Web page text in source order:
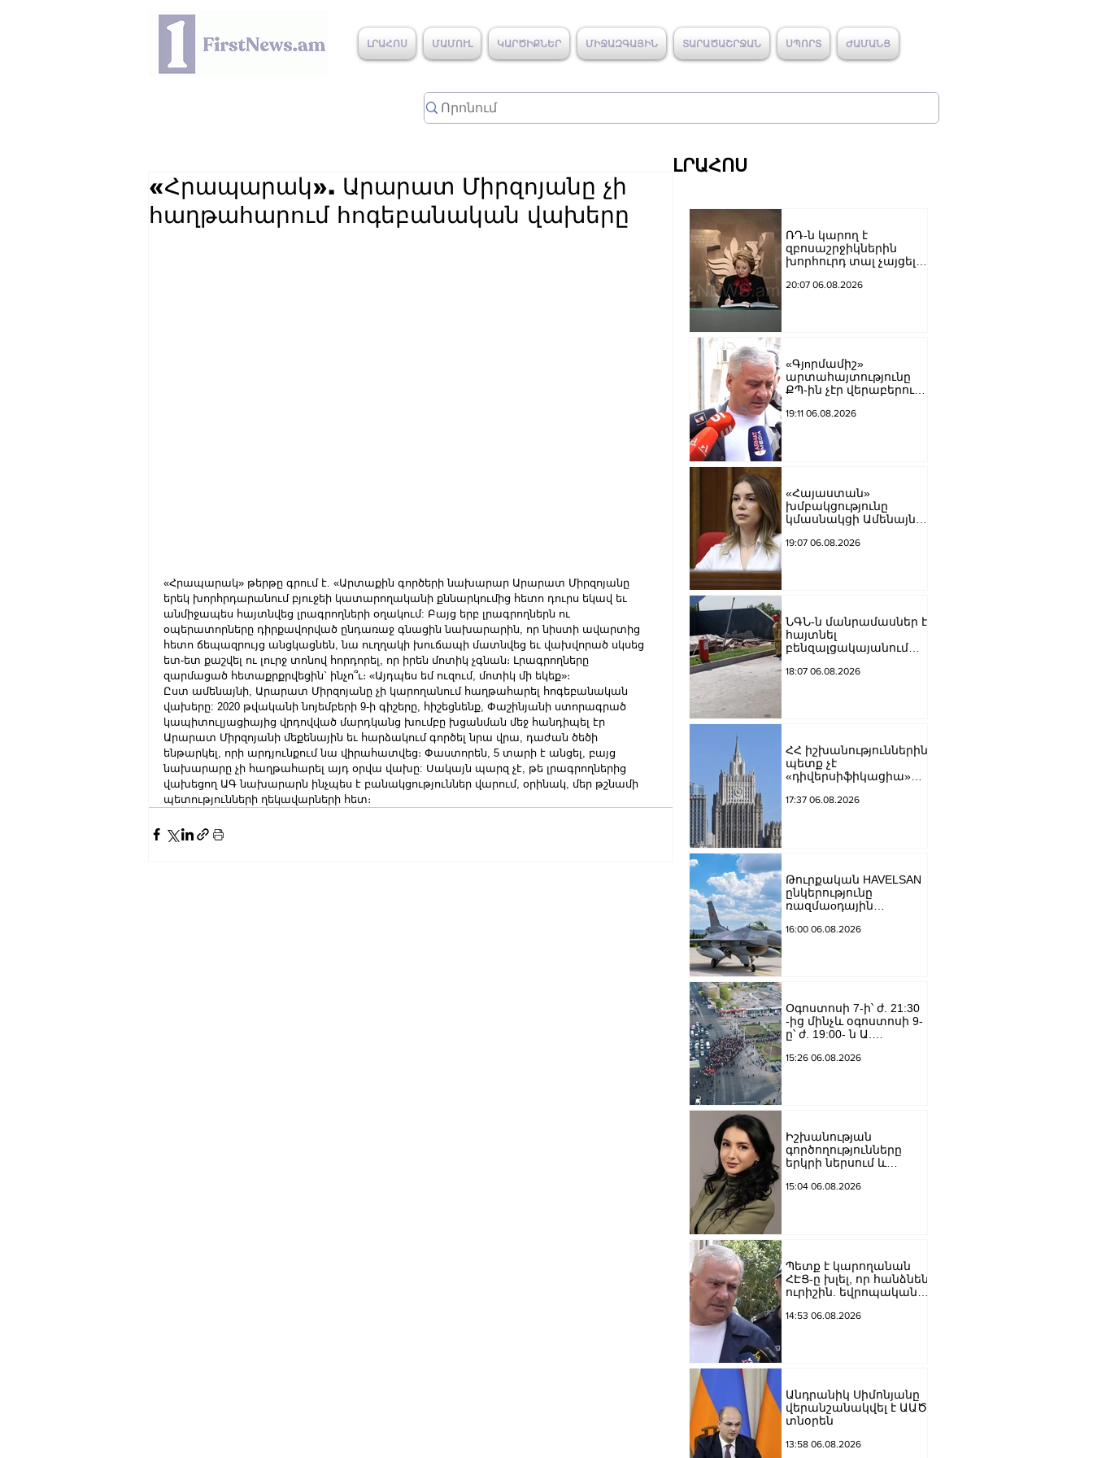
ԼՐԱՀՈՍ ՄԱՄՈՒԼ ԿԱՐԾԻՔՆԵՐ ՄԻՋԱԶԳԱՅԻՆ ՏԱՐԱԾԱՇՐՋԱՆ ՍՊՈՐՏ ԺԱՄԱՆՑ
«Հրապարակ». Արարատ Միրզոյանը չի
հաղթահարում հոգեբանական վախերը
«Հրապարակ» թերթը գրում է. «Արտաքին գործերի նախարար Արարատ Միրզոյանը
երեկ խորհրդարանում բյուջեի կատարողականի քննարկումից հետո դուրս եկավ եւ
անմիջապես հայտնվեց լրագրողների օղակում: Բայց երբ լրագրողներն ու
օպերատորները դիրքավորված ընդառաջ գնացին նախարարին, որ նիստի ավարտից
հետո ճեպազրույց անցկացնեն, նա ուղղակի խուճապի մատնվեց եւ վախվորած սկսեց
ետ-ետ քաշվել ու լուրջ տոնով հորդորել, որ իրեն մոտիկ չգնան։ Լրագրողները
զարմացած հետաքրքրվեցին` ինչո՞ւ։ «Այդպես եմ ուզում, մոտիկ մի եկեք»։
Ըստ ամենայնի, Արարատ Միրզոյանը չի կարողանում հաղթահարել հոգեբանական
վախերը: 2020 թվականի նոյեմբերի 9-ի գիշերը, հիշեցնենք, Փաշինյանի ստորագրած
կապիտուլյացիայից վրդովված մարդկանց խումբը խցանման մեջ հանդիպել էր
Արարատ Միրզոյանի մեքենային եւ հարձակում գործել նրա վրա, դաժան ծեծի
ենթարկել, որի արդյունքում նա վիրահատվեց։ Փաստորեն, 5 տարի է անցել, բայց
նախարարը չի հաղթահարել այդ օրվա վախը: Սակայն պարզ չէ, թե լրագրողներից
վախեցող ԱԳ նախարարն ինչպես է բանակցություններ վարում, օրինակ, մեր թշնամի
պետությունների ղեկավարների հետ։
ԼՐԱՀՈՍ
ՌԴ-ն կարող է
զբոսաշրջիկներին
խորհուրդ տալ չայցելել
ռուսաստանցիների
20:07 06.08.2026
«Գյnրմամիշ»
արտահայտությունը
ՔՊ-ին չէր վերաբերում,
խլnղներին էր
19:11 06.08.2026
«Հայաստան»
խմբակցությունը
կմասնակցի Ամենայն
դատավարությանը․
19:07 06.08.2026
ՆԳՆ-ն մանրամասներ է
հայտնել
բենզալցակայանում
պայթյունից
18:07 06.08.2026
ՀՀ իշխանություններին
պետք չէ
«դիվերսիֆիկացիա»
շրջադարձը դեպի ՌԴ-
17:37 06.08.2026
Թուրքական HAVELSAN
ընկերությունը
ռազմաoդային
կառավարման
16:00 06.08.2026
Օգոստոսի 7-ի՝ ժ. 21:30
-ից մինչև օգոստոսի 9-
ը՝ ժ. 19:00- ն Ա.
Մանկավարժական
փակ է լինելու
15:26 06.08.2026
Իշխանության
գործողությունները
երկրի ներսում և
դրանց
պետականության,
ազգային արժեքների և
արդարու
15:04 06.08.2026
Պետք է կարողանան
ՀԷՑ-ը խլել, որ հանձնեն
ուրիշին. եվրոպական
քայլ գնում ենք առաջ.
14:53 06.08.2026
Անդրանիկ Սիմոնյանը
վերանշանակվել է ԱԱԾ
տնօրեն
13:58 06.08.2026